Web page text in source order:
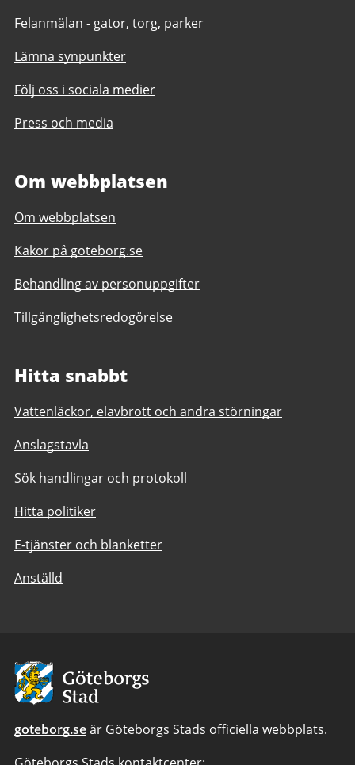
Felanmälan - gator, torg, parker
Lämna synpunkter
Följ oss i sociala medier
Press och media
Om webbplatsen
Om webbplatsen
Kakor på goteborg.se
Behandling av personuppgifter
Tillgänglighetsredogörelse
Hitta snabbt
Vattenläckor, elavbrott och andra störningar
Anslagstavla
Sök handlingar och protokoll
Hitta politiker
E-tjänster och blanketter
Anställd
Avsändare:
Göteborgs
Stad
goteborg.seär Göteborgs Stads officiella webbplats.